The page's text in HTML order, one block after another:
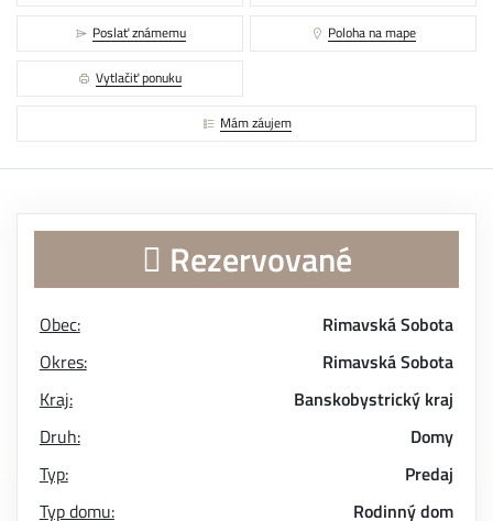
Poslať známemu Poloha na mape
Vytlačiť ponuku
Mám záujem
Rezervované
Obec:
Rimavská Sobota
Okres:
Rimavská Sobota
Kraj:
Banskobystrický kraj
Druh:
Domy
Typ:
Predaj
Typ domu:
Rodinný dom